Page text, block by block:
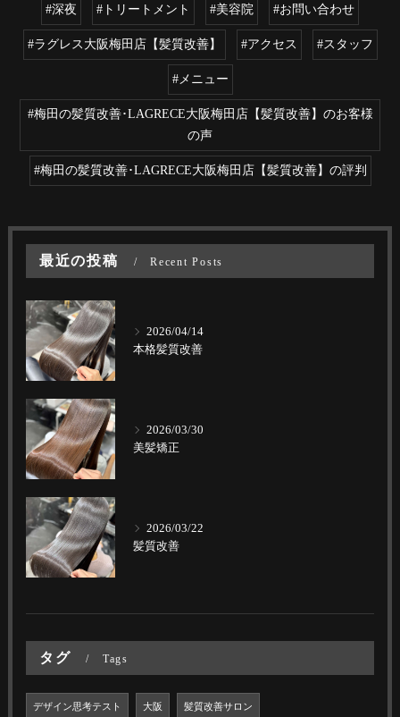
#深夜 #トリートメント #美容院 #お問い合わせ
#ラグレス大阪梅田店【髪質改善】 #アクセス #スタッフ
#メニュー
#梅田の髪質改善･LAGRECE大阪梅田店【髪質改善】のお客様
の声
#梅田の髪質改善･LAGRECE大阪梅田店【髪質改善】の評判
最近の投稿 Recent Posts
2026/04/14
本格髪質改善
2026/03/30
美髪矯正
2026/03/22
髪質改善
タグ Tags
デザイン思考テスト 大阪 髪質改善サロン